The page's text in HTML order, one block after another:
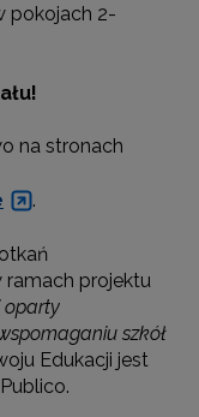
pokojach 2-
na stronach
.
projektu
oparty
szkół
Edukacji jest